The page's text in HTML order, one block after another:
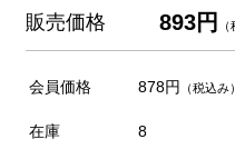
販売価格 893円
会員価格 878円 （税込み）
在庫 8